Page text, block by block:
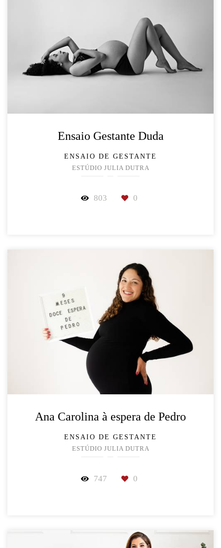
Ensaio Gestante Duda
ENSAIO DE GESTANTE
ESTÚDIO JULIA DUTRA
803 0
Ana Carolina à espera de Pedro
ENSAIO DE GESTANTE
ESTÚDIO JULIA DUTRA
747 0